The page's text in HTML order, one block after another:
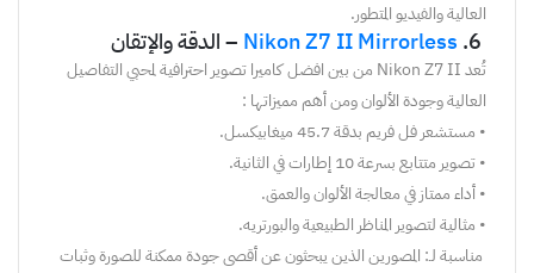
العاليةوالفيديوالمتطور.
6
.
Nikon Z7 II Mirrorless
–الدقةوالإتقان
تُعدNikon Z7 II منبينافضلكاميراتصوير احترافيةلمحبيالتفاصيل
العاليةوجودةالألوانومن أهم مميزاتها :
• مستشعر فلفريم بدقة45.7ميغابيكسل.
•تصوير متتابعبسرعة10 إطاراتفيالثانية.
•أداءممتازفيمعالجةالألوانوالعمق.
• مثاليةلتصوير المناظر الطبيعيةوالبورتريه.
مناسبةلـ: المصورينالذينيبحثونعنأقصىجودةممكنةللصورةوثبات